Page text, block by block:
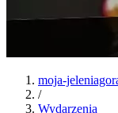
moja-
/
Wydarzenia